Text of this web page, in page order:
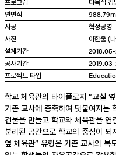
연면적
988.79
시공
혁성공영
사진
이한울 (
설계기간
2018.05-
공사기간
2019.03-
학교 체육관의 타이폴로지 “교실
기존 교사에 증축하여 덧붙여지는
건물을 만들고 학교와 체육관을
분리된 공간으로 학교의 중심이 되
옆 체육관” 유형은 기존 교사의 복